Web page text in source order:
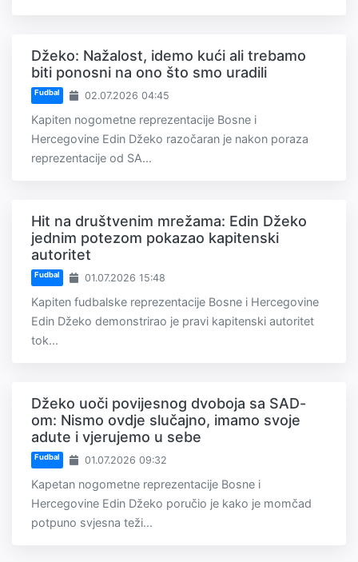
Džeko: Nažalost, idemo kući ali trebamo
biti ponosni na ono što smo uradili
Fudbal 02.07.2026 04:45
Kapiten nogometne reprezentacije Bosne i
Hercegovine Edin Džeko razočaran je nakon poraza
reprezentacije od SA...
Hit na društvenim mrežama: Edin Džeko
jednim potezom pokazao kapitenski
autoritet
Fudbal 01.07.2026 15:48
Kapiten fudbalske reprezentacije Bosne i Hercegovine
Edin Džeko demonstrirao je pravi kapitenski autoritet
tok...
Džeko uoči povijesnog dvoboja sa SAD-
om: Nismo ovdje slučajno, imamo svoje
adute i vjerujemo u sebe
Fudbal 01.07.2026 09:32
Kapetan nogometne reprezentacije Bosne i
Hercegovine Edin Džeko poručio je kako je momčad
potpuno svjesna teži...